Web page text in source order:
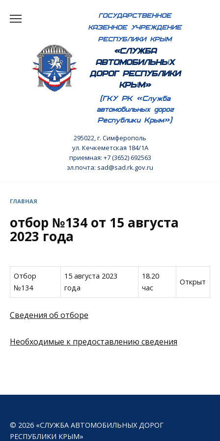
ГОСУДАРСТВЕННОЕ
КАЗЕННОЕ УЧРЕЖДЕНИЕ
РЕСПУБЛИКИ КРЫМ
«СЛУЖБА
АВТОМОБИЛЬНЫХ
ДОРОГ РЕСПУБЛИКИ
КРЫМ»
(ГКУ РК «Служба
автомобильных дорог
Республики Крым»)
295022, г. Симферополь
ул. Кечкеметская 184/1А
приемная: +7 (3652) 692563
эл.почта: sad@sad.rk.gov.ru
ГЛАВНАЯ
отбор №134 от 15 августа
2023 года
Отбор
№134
15 августа 2023
года
18.20
час
Открыт
Сведения об отборе
Необходимые к предоставлению сведения
© 2026 «СЛУЖБА АВТОМОБИЛЬНЫХ ДОРОГ
РЕСПУБЛИКИ КРЫМ»